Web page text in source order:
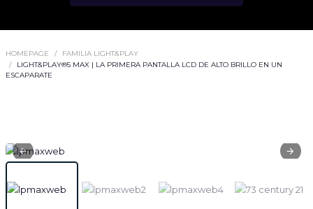
HOMEPAGE
FAMILIA LIGHT&PLAY
LIGHT&PLAY®5 MAX | LA PRIMERA PANTALLA LCD DE ALTO BRILLO EN UN
ESCAPARATE